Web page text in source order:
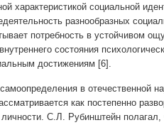
характеристикой социальной
разнообразных
потребность в устойчивом
состояния
достижениям [6].
в отечественной
как постепенно
С.Л. Рубинштейн полагал,